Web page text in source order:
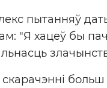
пытанняў
"Я хацеў бы
больш